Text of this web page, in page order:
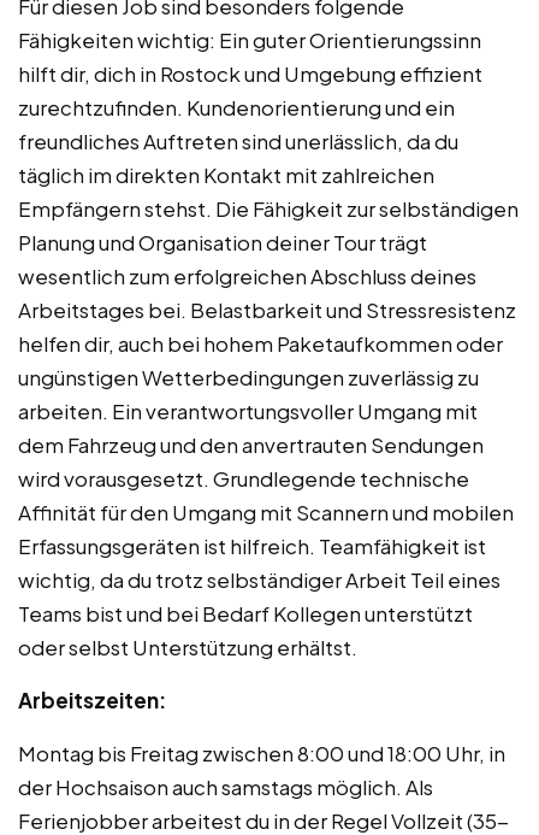
Für diesen Job sind besonders folgende
Fähigkeiten wichtig: Ein guter Orientierungssinn
hilft dir, dich in Rostock und Umgebung effizient
zurechtzufinden. Kundenorientierung und ein
freundliches Auftreten sind unerlässlich, da du
täglich im direkten Kontakt mit zahlreichen
Empfängern stehst. Die Fähigkeit zur selbständigen
Planung und Organisation deiner Tour trägt
wesentlich zum erfolgreichen Abschluss deines
Arbeitstages bei. Belastbarkeit und Stressresistenz
helfen dir, auch bei hohem Paketaufkommen oder
ungünstigen Wetterbedingungen zuverlässig zu
arbeiten. Ein verantwortungsvoller Umgang mit
dem Fahrzeug und den anvertrauten Sendungen
wird vorausgesetzt. Grundlegende technische
Affinität für den Umgang mit Scannern und mobilen
Erfassungsgeräten ist hilfreich. Teamfähigkeit ist
wichtig, da du trotz selbständiger Arbeit Teil eines
Teams bist und bei Bedarf Kollegen unterstützt
oder selbst Unterstützung erhältst.
Arbeitszeiten:
Montag bis Freitag zwischen 8:00 und 18:00 Uhr, in
der Hochsaison auch samstags möglich. Als
Ferienjobber arbeitest du in der Regel Vollzeit (35-